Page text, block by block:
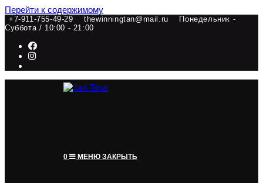
Перейти к содержимому
+7-911-755-49-29 thewinningtan@mail.ru
Понедельник -
Суббота / 10:00 - 21:00
0 МЕНЮ ЗАКРЫТЬ